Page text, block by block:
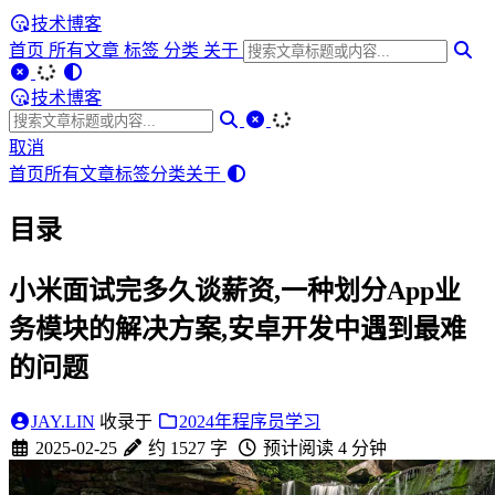
技术博客
首页 所有文章 标签 分类 关于
技术博客
取消
首页所有文章标签分类关于
目录
小米面试完多久谈薪资,一种划分App业
务模块的解决方案,安卓开发中遇到最难
的问题
JAY.LIN 收录于
2024年程序员学习
2025-02-25
约 1527 字 预计阅读 4 分钟